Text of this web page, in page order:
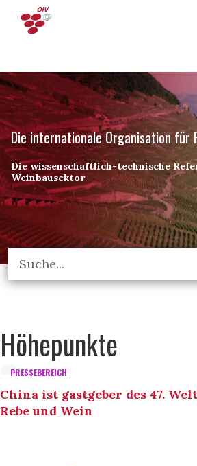
Direkt
Die internationale Organisation für
Die wissenschaftlich-technische
Weinbausektor
Höhepunkte
PRESSEBEREICH
China ist gastgeber des 47.
Rebe und Wein